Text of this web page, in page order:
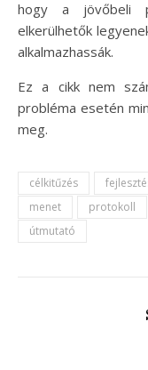
hogy a jövőbeli
elkerülhetők
alkalmazhassák.
Ez a cikk nem
probléma esetén
meg.
célkitűzés
menet
protokoll
útmutató